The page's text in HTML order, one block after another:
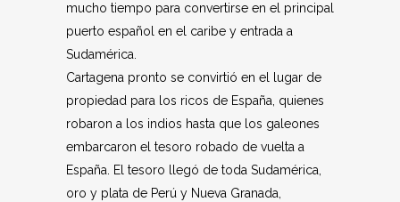
mucho tiempo para convertirse en el principal
puerto español en el caribe y entrada a
Sudamérica.
Cartagena pronto se convirtió en el lugar de
propiedad para los ricos de España, quienes
robaron a los indios hasta que los galeones
embarcaron el tesoro robado de vuelta a
España. El tesoro llegó de toda Sudamérica,
oro y plata de Perú y Nueva Granada,